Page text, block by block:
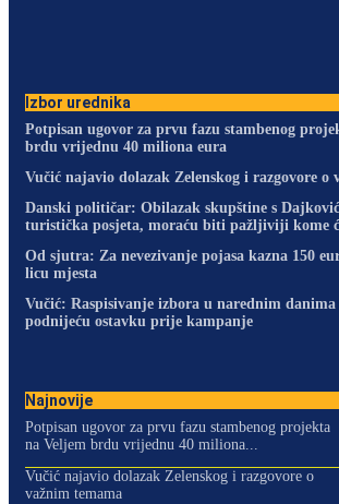
Izbor urednika
Potpisan ugovor za prvu fazu stambenog
brdu vrijednu 40 miliona eura
Vučić najavio dolazak Zelenskog i razgovore o
Danski političar: Obilazak skupštine s
turistička posjeta, moraću biti pažljiviji kome
Od sjutra: Za nevezivanje pojasa kazna 150
licu mjesta
Vučić: Raspisivanje izbora u narednim
podnijeću ostavku prije kampanje
Najnovije
Potpisan ugovor za prvu fazu stambenog projekta
na Veljem brdu vrijednu 40 miliona...
Vučić najavio dolazak Zelenskog i razgovore o
važnim temama